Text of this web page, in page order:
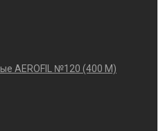
AEROFIL №120 (400 М)